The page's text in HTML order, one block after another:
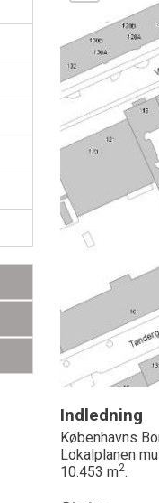
Indledning
Københavns
Lokalplanen
10.453 m2.